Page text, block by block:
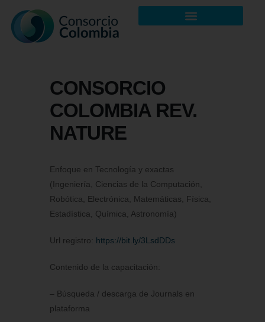
CONSORCIO
COLOMBIA REV.
NATURE
Enfoque en Tecnología y exactas
(Ingeniería, Ciencias de la Computación,
Robótica, Electrónica, Matemáticas, Física,
Estadística, Química, Astronomía)
Url registro: https://bit.ly/3LsdDDs
Contenido de la capacitación:
– Búsqueda / descarga de Journals en
plataforma